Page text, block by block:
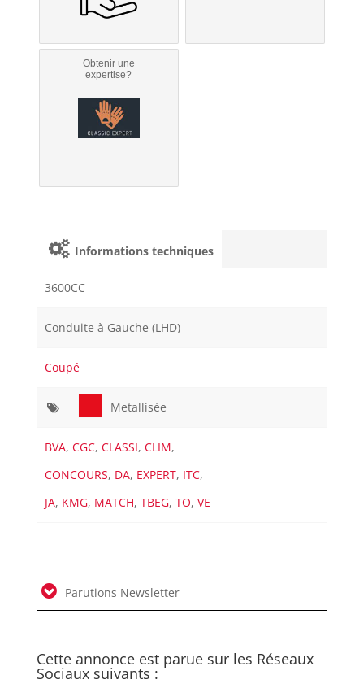
Obtenir une
expertise?
Informations techniques
3600CC
Conduite à Gauche (LHD)
Coupé
Metallisée
BVA,CGC,CLASSI,CLIM,
CONCOURS, DA, EXPERT, ITC,
JA, KMG, MATCH,TBEG,TO,VE
Parutions Newsletter
Cette annonce est parue sur les Réseaux
Sociaux suivants :